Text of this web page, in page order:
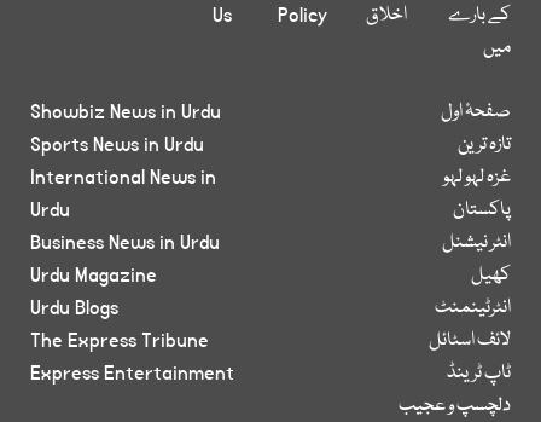
کے بارے
میں
اخلاق
Policy
Us
صفحۂ اول
تازہ ترین
غزہ لہو لہو
پاکستان
انٹر نیشنل
کھیل
انٹرٹینمنٹ
لائف اسٹائل
ٹاپ ٹرینڈ
دلچسپ و عجیب
Showbiz News in Urdu
Sports News in Urdu
International News in
Urdu
Business News in Urdu
Urdu Magazine
Urdu Blogs
The Express Tribune
Express Entertainment